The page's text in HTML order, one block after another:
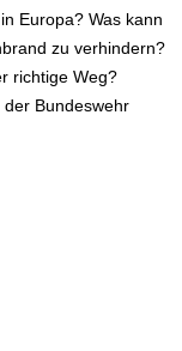
Europa? Was kann
zu verhindern?
richtige Weg?
Bundeswehr